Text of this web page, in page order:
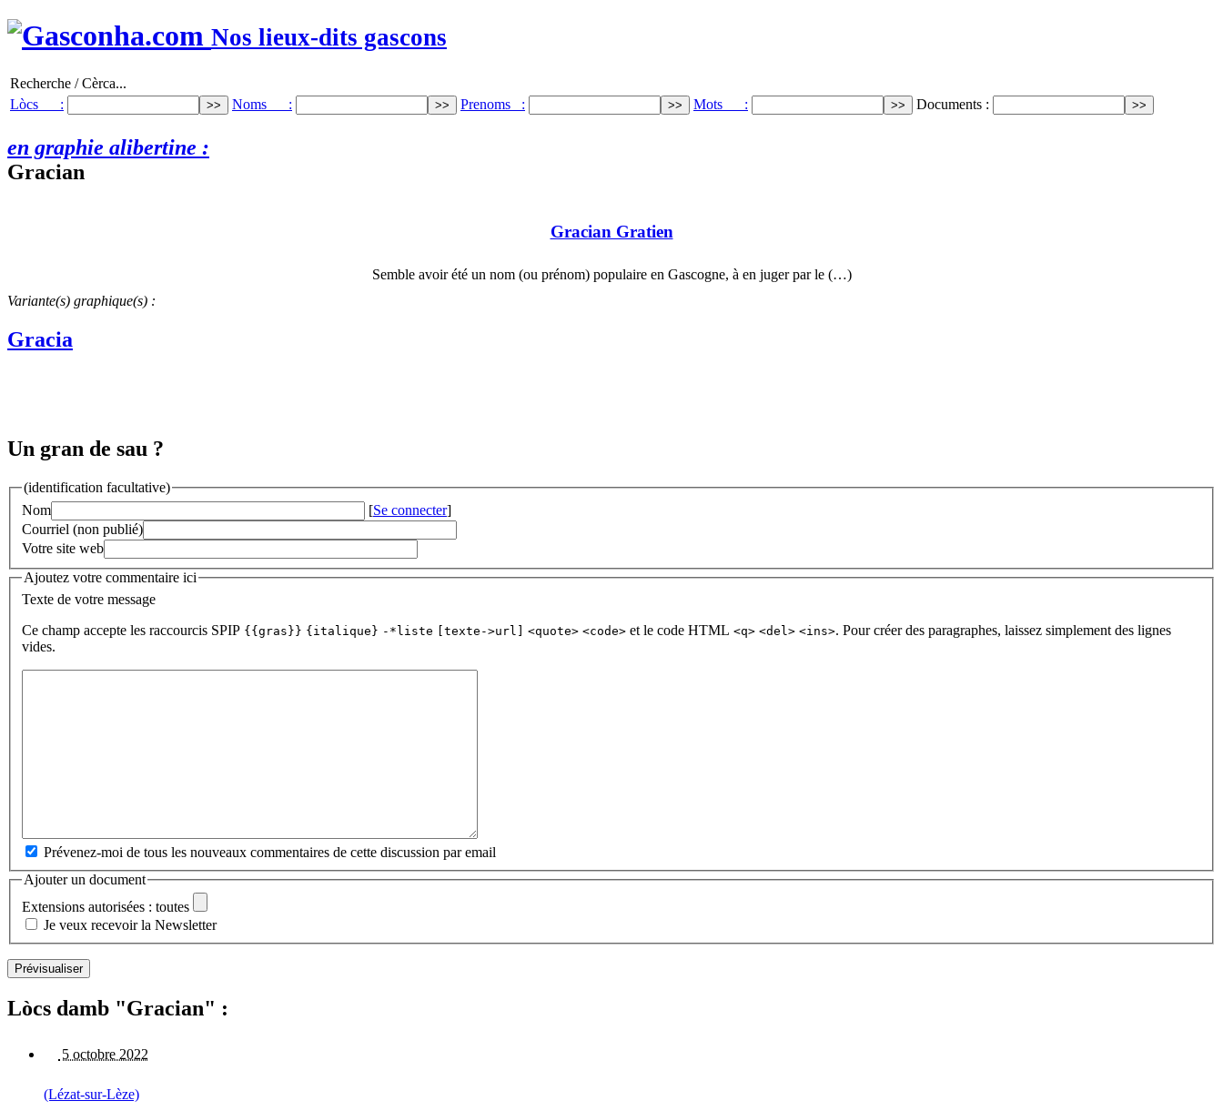
Nos lieux-dits gascons
Recherche / Cèrca...
Lòcs :
Noms : Prenoms : Mots : Documents :
en graphie alibertine :
Gracian
Gracian Gratien
Semble avoir été un nom (ou prénom) populaire en Gascogne, à en juger par le (…)
Variante(s) graphique(s) :
Gracia
Un gran de sau ?
(identification facultative)
Nom
[Se connecter]
Courriel (non publié)
Votre site web
Ajoutez votre commentaire ici
Texte de votre message
Ce champ accepte les raccourcis SPIP {{gras}} {italique} -*liste [texte->url] <quote> <code> et le code HTML <q> <del> <ins>. Pour créer des paragraphes, laissez simplement des lignes
vides.
Prévenez-moi de tous les nouveaux commentaires de cette discussion par email
Ajouter un document
Extensions autorisées : toutes
Je veux recevoir la Newsletter
Lòcs damb "Gracian" :
5 octobre 2022
(Lézat-sur-Lèze)